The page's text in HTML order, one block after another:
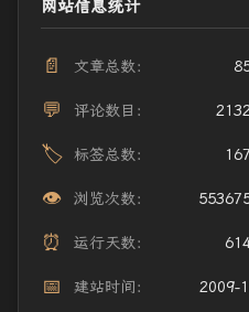
网站信息统计
📄 文章总数：
💬 评论数目：
🏷️ 标签总数：
👁️ 浏览次数：
⏰ 运行天数：
📅 建站时间： 2009-